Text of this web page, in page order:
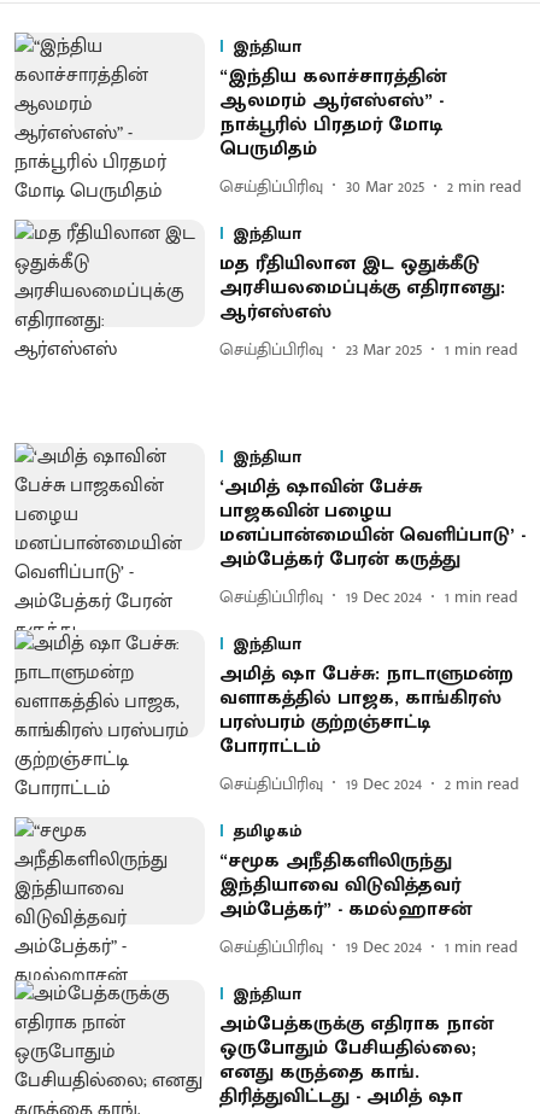
இந்தியா
“இந்திய கலாச்சாரத்தின்
ஆலமரம் ஆர்எஸ்எஸ்” -
நாக்பூரில் பிரதமர் மோடி
பெருமிதம்
செய்திப்பிரிவு 30 Mar 2025 2 min read
இந்தியா
மத ரீதியிலான இட ஒதுக்கீடு
அரசியலமைப்புக்கு எதிரானது:
ஆர்எஸ்எஸ்
செய்திப்பிரிவு 23 Mar 2025 1 min read
இந்தியா
‘அமித் ஷாவின் பேச்சு
பாஜகவின் பழைய
மனப்பான்மையின் வெளிப்பாடு’ -
அம்பேத்கர் பேரன் கருத்து
செய்திப்பிரிவு 19 Dec 2024 1 min read
இந்தியா
அமித் ஷா பேச்சு: நாடாளுமன்ற
வளாகத்தில் பாஜக, காங்கிரஸ்
பரஸ்பரம் குற்றஞ்சாட்டி
போராட்டம்
செய்திப்பிரிவு 19 Dec 2024 2 min read
தமிழகம்
“சமூக அநீதிகளிலிருந்து
இந்தியாவை விடுவித்தவர்
அம்பேத்கர்” - கமல்ஹாசன்
செய்திப்பிரிவு 19 Dec 2024 1 min read
இந்தியா
அம்பேத்கருக்கு எதிராக நான்
ஒருபோதும் பேசியதில்லை;
எனது கருத்தை காங்.
திரித்துவிட்டது - அமித் ஷா